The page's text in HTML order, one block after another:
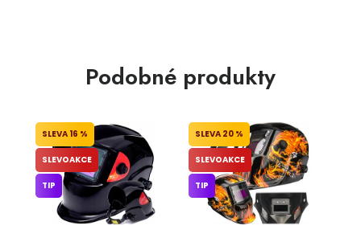
Podobné produkty
16 %
SLEVOAKCE
TIP
20 %
SLEVOAKCE
TIP